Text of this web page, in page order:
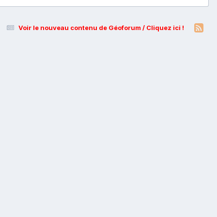
Voir le nouveau contenu de Géoforum / Cliquez ici !